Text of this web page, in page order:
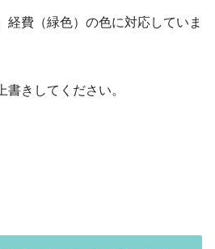
経費（緑色）の色に対応していま
きしてください。